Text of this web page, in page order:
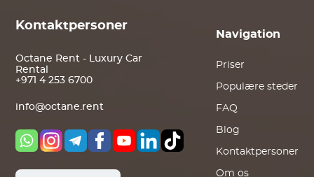
Kontaktpersoner
Octane Rent - Luxury Car
Rental
+971 4 253 6700
info@octane.rent
Navigation
Priser
Populære steder
FAQ
Blog
Kontaktpersoner
Om os